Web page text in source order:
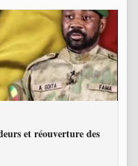
et réouverture des